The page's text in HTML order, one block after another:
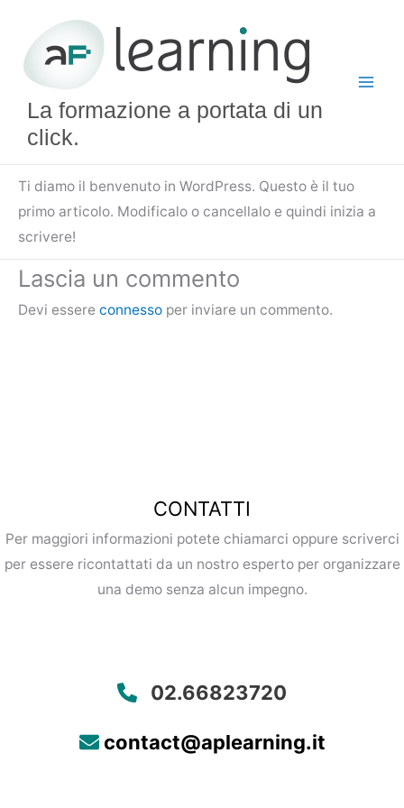
contenuto
La formazione a portata di un
click.
Ti diamo il benvenuto in WordPress. Questo è il tuo
primo articolo. Modificalo o cancellalo e quindi inizia a
scrivere!
Lascia un commento
Devi essere connesso per inviare un commento.
CONTATTI
Per maggiori informazioni potete chiamarci oppure scriverci
per essere ricontattati da un nostro esperto per organizzare
una demo senza alcun impegno.
02.66823720
contact@aplearning.it